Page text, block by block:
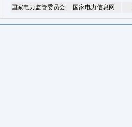
国家电力监管委员会 国家电力信息网